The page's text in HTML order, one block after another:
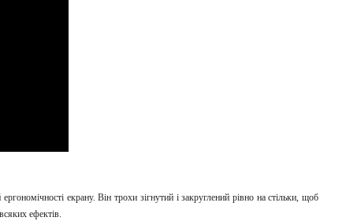
екрану. Він трохи зігнутий і закруглений рівно на стільки, щоб
ефектів.